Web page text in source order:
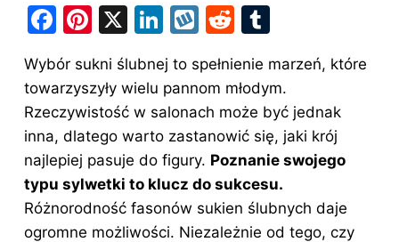
F
a
c
e
b
o
o
k
Pi
er
e
st
X
Li
k
e
dI
n
W
k
o
p
R
d
di
t
m
bl
r
Wybór sukni ślubnej to spełnienie marzeń, które
towarzyszyły wielu pannom młodym.
Rzeczywistość w salonach może być jednak
inna, dlatego warto zastanowić się, jaki krój
najlepiej pasuje do figury. Poznanie swojego
typu sylwetki to klucz do sukcesu.
Różnorodność fasonów sukien ślubnych daje
ogromne możliwości. Niezależnie od tego, czy